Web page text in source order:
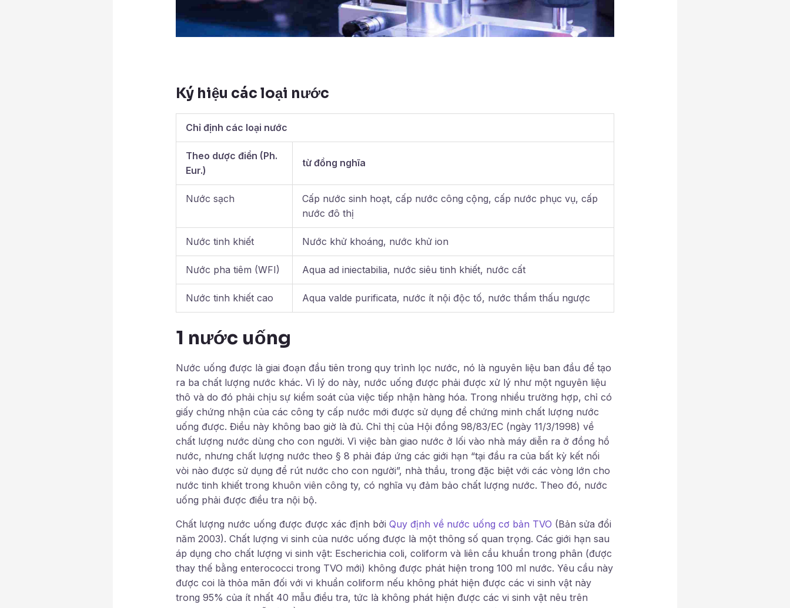
Ký hiệu các loại nước
Chỉ định các loại nước
Theo dược điển (Ph.
Eur.)
từ đồng nghĩa
Nước sạch
Cấp nước sinh hoạt, cấp nước công cộng, cấp nước phục vụ, cấp
nước đô thị
Nước tinh khiết Nước khử khoáng, nước khử ion
Nước pha tiêm (WFI) Aqua ad iniectabilia, nước siêu tinh khiết, nước cất
Nước tinh khiết cao Aqua valde purificata, nước ít nội độc tố, nước thẩm thấu ngược
1 nước uống
Nước uống được là giai đoạn đầu tiên trong quy trình lọc nước, nó là nguyên liệu ban đầu để tạo
ra ba chất lượng nước khác. Vì lý do này, nước uống được phải được xử lý như một nguyên liệu
thô và do đó phải chịu sự kiểm soát của việc tiếp nhận hàng hóa. Trong nhiều trường hợp, chỉ có
giấy chứng nhận của các công ty cấp nước mới được sử dụng để chứng minh chất lượng nước
uống được. Điều này không bao giờ là đủ. Chỉ thị của Hội đồng 98/83/EC (ngày 11/3/1998) về
chất lượng nước dùng cho con người. Vì việc bàn giao nước ở lối vào nhà máy diễn ra ở đồng hồ
nước, nhưng chất lượng nước theo § 8 phải đáp ứng các giới hạn “tại đầu ra của bất kỳ kết nối
vòi nào được sử dụng để rút nước cho con người”, nhà thầu, trong đặc biệt với các vòng lớn cho
nước tinh khiết trong khuôn viên công ty, có nghĩa vụ đảm bảo chất lượng nước. Theo đó, nước
uống phải được điều tra nội bộ.
Chất lượng nước uống được được xác định bởi Quy định về nước uống cơ bản TVO (Bản sửa đổi
năm 2003). Chất lượng vi sinh của nước uống được là một thông số quan trọng. Các giới hạn sau
áp dụng cho chất lượng vi sinh vật: Escherichia coli, coliform và liên cầu khuẩn trong phân (được
thay thế bằng enterococci trong TVO mới) không được phát hiện trong 100 ml nước. Yêu cầu này
được coi là thỏa mãn đối với vi khuẩn coliform nếu không phát hiện được các vi sinh vật này
trong 95% của ít nhất 40 mẫu điều tra, tức là không phát hiện được các vi sinh vật nêu trên